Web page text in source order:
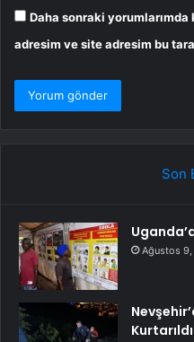
Daha sonraki yorumlarımda
adresim ve site adresim bu
Son
Ağustos
Kurtarıldı